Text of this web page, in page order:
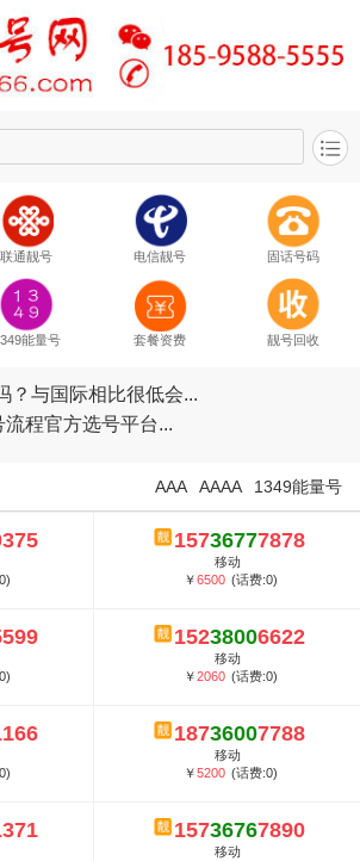
联通靓号 电信靓号 固话号码
能量号 套餐资费 靓号回收
餐资费...
资费...
？与国际相比很低会...
程官方选号平台...
资费...
餐资费...
？与国际相比很低会...
流程官方选号平台...
1349能量号
AAAA
AAA
15736777878
移动
￥6500 (话费:0)
15238006622
移动
￥2060 (话费:0)
18736007788
移动
￥5200 (话费:0)
15736767890
移动